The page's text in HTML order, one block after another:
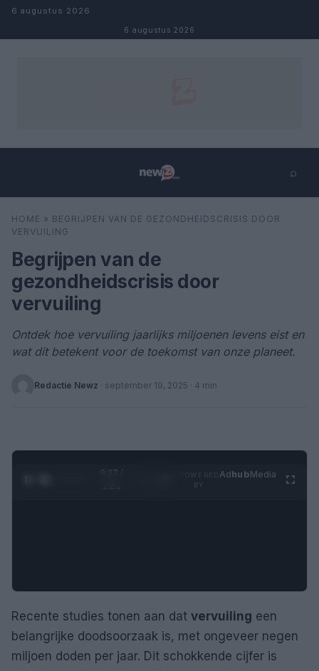
Naar inhoud
6 augustus 2026
6 augustus 2026
⌕
Zoeken ⌕
HOME » BEGRIJPEN VAN DE GEZONDHEIDSCRISIS DOOR
VERVUILING
Begrijpen van de
gezondheidscrisis door
vervuiling
Ontdek hoe vervuiling jaarlijks miljoenen levens eist en
wat dit betekent voor de toekomst van onze planeet.
Redactie Newz · september 19, 2025 · 4 min
0:28 /
AdhubMedia
Recente studies tonen aan dat vervuiling een
belangrijke doodsoorzaak is, met ongeveer negen
miljoen doden per jaar. Dit schokkende cijfer is